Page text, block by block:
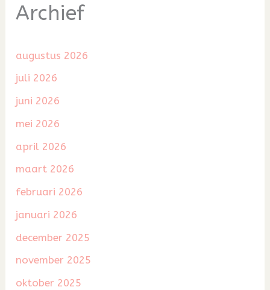
Archief
augustus 2026
juli 2026
juni 2026
mei 2026
april 2026
maart 2026
februari 2026
januari 2026
december 2025
november 2025
oktober 2025